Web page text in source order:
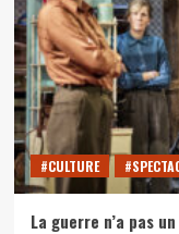
#CULTURE
La guerre n’a pas